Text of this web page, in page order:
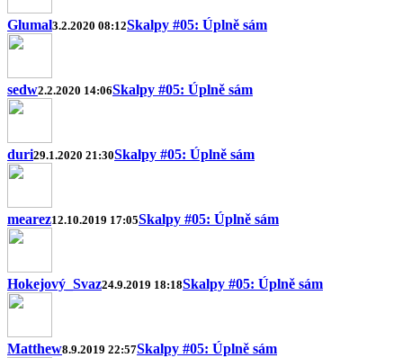
Glumal3.2.2020 08:12Skalpy #05: Úplně sám
sedw2.2.2020 14:06Skalpy #05: Úplně sám
duri29.1.2020 21:30Skalpy #05: Úplně sám
mearez12.10.2019 17:05Skalpy #05: Úplně sám
Hokejový_Svaz24.9.2019 18:18Skalpy #05: Úplně sám
Matthew8.9.2019 22:57Skalpy #05: Úplně sám